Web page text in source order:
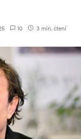
10 3 min. čtení